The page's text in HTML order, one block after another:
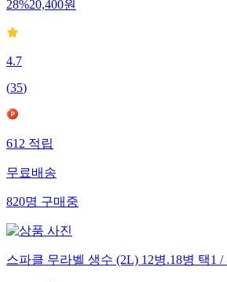
28%20,400원
4.7
(35)
612적립
무료배송
820명구매중
스파클 무라벨 생수 (2L) 12병.18병 택1